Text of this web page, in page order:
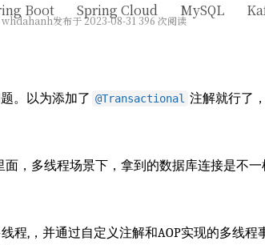
Boot Spring Cloud MySQL
whdahanh发布于 2023-08-31 396 次阅读
。以为添加了 @Transactional 注解就行了
面，多线程场景下，拿到的数据库连接是不
程,，并通过自定义注解和AOP实现的多线程